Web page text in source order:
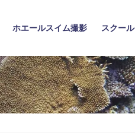
ホエールスイム撮影 スクール